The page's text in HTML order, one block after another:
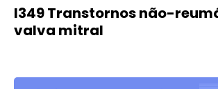
I349 Transtornos não-
valva mitral